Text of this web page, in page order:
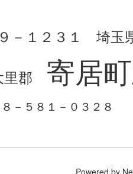
－１２３１ 埼玉
里郡 寄居
８－５８１－０３２８